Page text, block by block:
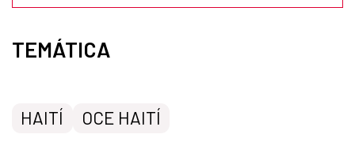
TEMÁTICA
HAITÍ OCE HAITÍ